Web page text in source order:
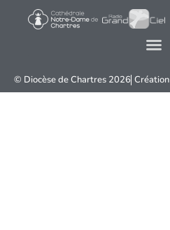
© Diocèse de Chartres 2026 Création